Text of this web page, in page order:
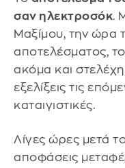
σαν ηλεκτροσόκ.
Μαξίμου, την ώρα
αποτελέσματος,
ακόμα και
εξελίξεις τις
καταιγιστικές.
Λίγες ώρες μετά
αποφάσεις